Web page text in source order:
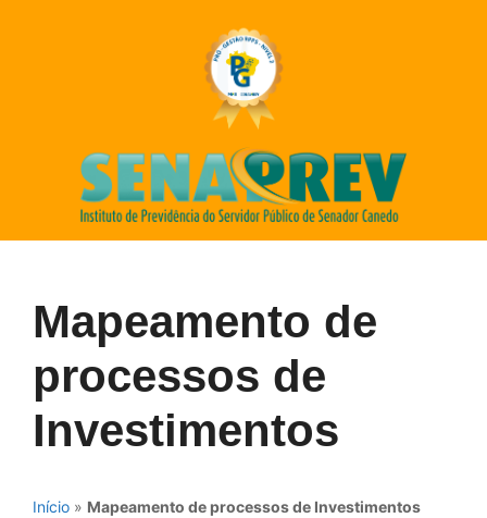
Mapeamento de
processos de
Investimentos
Início » Mapeamento de processos de Investimentos